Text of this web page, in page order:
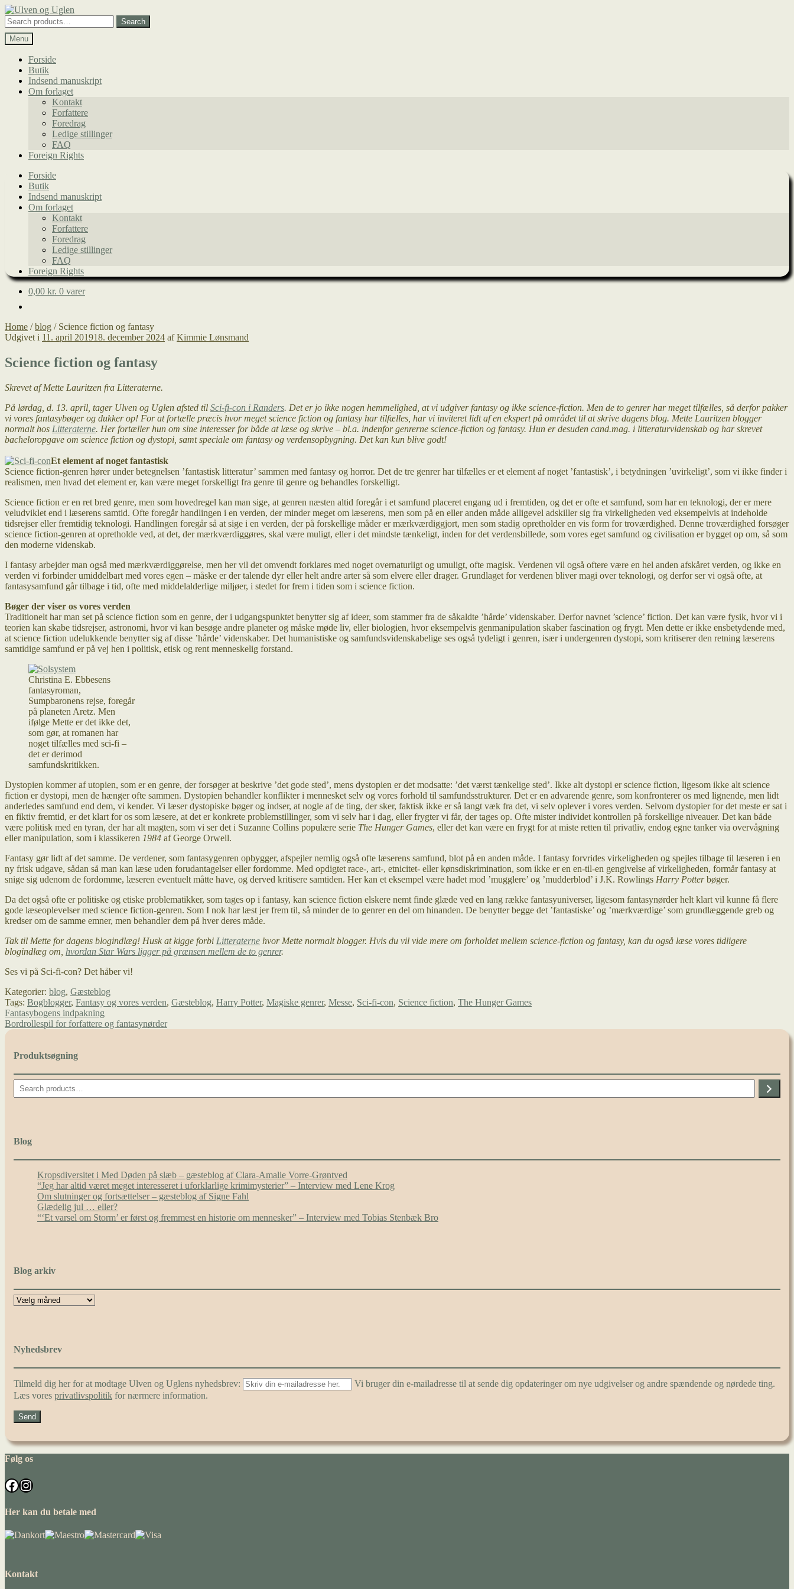
Spring
til
navigation
Spring
til
indhold
Search
for:
Search
Menu
Forside
Butik
Indsend manuskript
Om forlaget
Kontakt
Forfattere
Foredrag
Ledige stillinger
FAQ
Foreign Rights
Forside
Butik
Indsend manuskript
Om forlaget
Kontakt
Forfattere
Foredrag
Ledige stillinger
FAQ
Foreign Rights
0,00 kr. 0 varer
Home /blog / Science fiction og fantasy
Udgivet i 11. april 201918. december 2024 afKimmie Lønsmand
Science fiction og fantasy
Skrevet af Mette Lauritzen fra Litteraterne.
På lørdag, d. 13. april, tager Ulven og Uglen afsted til Sci-fi-con i Randers. Det er jo ikke nogen hemmelighed, at vi udgiver fantasy og ikke science-fiction. Men de to genrer har meget tilfælles, så derfor pakker
vi vores fantasybøger og dukker op! For at fortælle præcis hvor meget science fiction og fantasy har tilfælles, har vi inviteret lidt af en ekspert på området til at skrive dagens blog. Mette Lauritzen blogger
normalt hos Litteraterne. Her fortæller hun om sine interesser for både at læse og skrive – bl.a. indenfor genrerne science-fiction og fantasy. Hun er desuden cand.mag. i litteraturvidenskab og har skrevet
bacheloropgave om science fiction og dystopi, samt speciale om fantasy og verdensopbygning. Det kan kun blive godt!
Et element af noget fantastisk
Science fiction-genren hører under betegnelsen ’fantastisk litteratur’ sammen med fantasy og horror. Det de tre genrer har tilfælles er et element af noget ’fantastisk’, i betydningen ’uvirkeligt’, som vi ikke finder i
realismen, men hvad det element er, kan være meget forskelligt fra genre til genre og behandles forskelligt.
Science fiction er en ret bred genre, men som hovedregel kan man sige, at genren næsten altid foregår i et samfund placeret engang ud i fremtiden, og det er ofte et samfund, som har en teknologi, der er mere
veludviklet end i læserens samtid. Ofte foregår handlingen i en verden, der minder meget om læserens, men som på en eller anden måde alligevel adskiller sig fra virkeligheden ved eksempelvis at indeholde
tidsrejser eller fremtidig teknologi. Handlingen foregår så at sige i en verden, der på forskellige måder er mærkværdiggjort, men som stadig opretholder en vis form for troværdighed. Denne troværdighed forsøger
science fiction-genren at opretholde ved, at det, der mærkværdiggøres, skal være muligt, eller i det mindste tænkeligt, inden for det verdensbillede, som vores eget samfund og civilisation er bygget op om, så som
den moderne videnskab.
I fantasy arbejder man også med mærkværdiggørelse, men her vil det omvendt forklares med noget overnaturligt og umuligt, ofte magisk. Verdenen vil også oftere være en hel anden afskåret verden, og ikke en
verden vi forbinder umiddelbart med vores egen – måske er der talende dyr eller helt andre arter så som elvere eller drager. Grundlaget for verdenen bliver magi over teknologi, og derfor ser vi også ofte, at
fantasysamfund går tilbage i tid, ofte med middelalderlige miljøer, i stedet for frem i tiden som i science fiction.
Bøger der viser os vores verden
Traditionelt har man set på science fiction som en genre, der i udgangspunktet benytter sig af ideer, som stammer fra de såkaldte ’hårde’ videnskaber. Derfor navnet ’science’ fiction. Det kan være fysik, hvor vi i
teorien kan skabe tidsrejser, astronomi, hvor vi kan besøge andre planeter og måske møde liv, eller biologien, hvor eksempelvis genmanipulation skaber fascination og frygt. Men dette er ikke ensbetydende med,
at science fiction udelukkende benytter sig af disse ’hårde’ videnskaber. Det humanistiske og samfundsvidenskabelige ses også tydeligt i genren, især i undergenren dystopi, som kritiserer den retning læserens
samtidige samfund er på vej hen i politisk, etisk og rent menneskelig forstand.
Christina E. Ebbesens
fantasyroman,
Sumpbaronens rejse, foregår
på planeten Aretz. Men
ifølge Mette er det ikke det,
som gør, at romanen har
noget tilfælles med sci-fi –
det er derimod
samfundskritikken.
Dystopien kommer af utopien, som er en genre, der forsøger at beskrive ’det gode sted’, mens dystopien er det modsatte: ’det værst tænkelige sted’. Ikke alt dystopi er science fiction, ligesom ikke alt science
fiction er dystopi, men de hænger ofte sammen. Dystopien behandler konflikter i mennesket selv og vores forhold til samfundsstrukturer. Det er en advarende genre, som konfronterer os med lignende, men lidt
anderledes samfund end dem, vi kender. Vi læser dystopiske bøger og indser, at nogle af de ting, der sker, faktisk ikke er så langt væk fra det, vi selv oplever i vores verden. Selvom dystopier for det meste er sat i
en fiktiv fremtid, er det klart for os som læsere, at det er konkrete problemstillinger, som vi selv har i dag, eller frygter vi får, der tages op. Ofte mister individet kontrollen på forskellige niveauer. Det kan både
være politisk med en tyran, der har alt magten, som vi ser det i Suzanne Collins populære serie The Hunger Games, eller det kan være en frygt for at miste retten til privatliv, endog egne tanker via overvågning
eller manipulation, som i klassikeren 1984 af George Orwell.
Fantasy gør lidt af det samme. De verdener, som fantasygenren opbygger, afspejler nemlig også ofte læserens samfund, blot på en anden måde. I fantasy forvrides virkeligheden og spejles tilbage til læseren i en
ny frisk udgave, sådan så man kan læse uden forudantagelser eller fordomme. Med opdigtet race-, art-, etnicitet- eller kønsdiskrimination, som ikke er en en-til-en gengivelse af virkeligheden, formår fantasy at
snige sig udenom de fordomme, læseren eventuelt måtte have, og derved kritisere samtiden. Her kan et eksempel være hadet mod ’mugglere’ og ’mudderblod’ i J.K. Rowlings Harry Potterbøger.
Da det også ofte er politiske og etiske problematikker, som tages op i fantasy, kan science fiction elskere nemt finde glæde ved en lang række fantasyuniverser, ligesom fantasynørder helt klart vil kunne få flere
gode læseoplevelser med science fiction-genren. Som I nok har læst jer frem til, så minder de to genrer en del om hinanden. De benytter begge det ’fantastiske’ og ’mærkværdige’ som grundlæggende greb og
kredser om de samme emner, men behandler dem på hver deres måde.
Tak til Mette for dagens blogindlæg! Husk at kigge forbi Litteraterne hvor Mette normalt blogger. Hvis du vil vide mere om forholdet mellem science-fiction og fantasy, kan du også læse vores tidligere
blogindlæg om, hvordan Star Wars ligger på grænsen mellem de to genrer.
Ses vi på Sci-fi-con? Det håber vi!
Kategorier: blog, Gæsteblog
Tags: Bogblogger, Fantasy og vores verden, Gæsteblog, Harry Potter, Magiske genrer, Messe, Sci-fi-con, Science fiction, The Hunger Games
Indlægsnavigation
Forrige
indlæg:
Fantasybogens indpakning
Næste
indlæg:
Bordrollespil for forfattere og fantasynørder
Produktsøgning
Search
Blog
Kropsdiversitet i Med Døden på slæb – gæsteblog af Clara-Amalie Vorre-Grøntved
“Jeg har altid været meget interesseret i uforklarlige krimimysterier” – Interview med Lene Krog
Om slutninger og fortsættelser – gæsteblog af Signe Fahl
Glædelig jul … eller?
“‘Et varsel om Storm’ er først og fremmest en historie om mennesker” – Interview med Tobias Stenbæk Bro
Blog arkiv
Nyhedsbrev
Tilmeld dig her for at modtage Ulven og Uglens nyhedsbrev:
Vi bruger din e-mailadresse til at sende dig opdateringer om nye udgivelser og andre spændende og nørdede ting.
Læs vores privatlivspolitik for nærmere information.
Følg os
Facebook
Instagram
Her kan du betale med
Kontakt